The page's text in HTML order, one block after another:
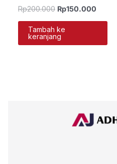
Rp200.000 Rp150.000
Tambah ke
keranjang